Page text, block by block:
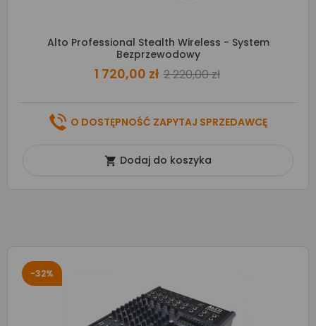
Alto Professional Stealth Wireless - System
Bezprzewodowy
1 720,00 zł 2 220,00 zł
O DOSTĘPNOŚĆ ZAPYTAJ SPRZEDAWCĘ
 Dodaj do koszyka
-32%